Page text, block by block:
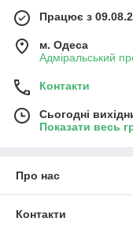
Працює з
м. Одеса
Адміральський
Контакти
Сьогодні
Показати весь
Про нас
Контакти